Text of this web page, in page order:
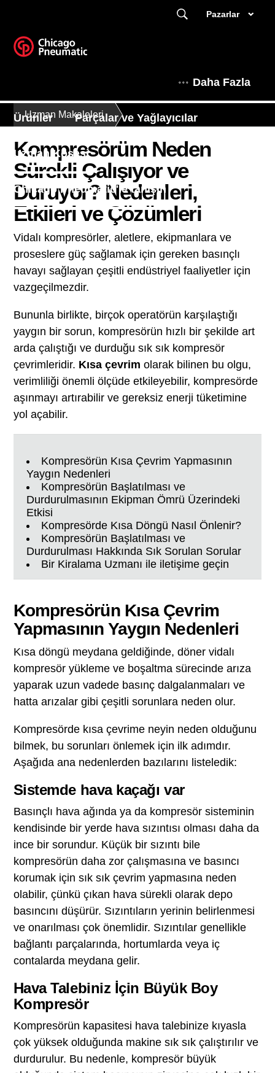
Pazarlar
Daha Fazla
Ürünler Parçalar ve Yağlayıcılar
Uzman Köşesi
Chicago Pneumatic'le tanışın
Uzman Makaleleri
Kompresörüm Neden
Sürekli Çalışıyor ve
Duruyor? Nedenleri,
Etkileri ve Çözümleri
Vidalı kompresörler, aletlere, ekipmanlara ve
proseslere güç sağlamak için gereken basınçlı
havayı sağlayan çeşitli endüstriyel faaliyetler için
vazgeçilmezdir.
Bununla birlikte, birçok operatörün karşılaştığı
yaygın bir sorun, kompresörün hızlı bir şekilde art
arda çalıştığı ve durduğu sık sık kompresör
çevrimleridir. Kısa çevrim olarak bilinen bu olgu,
verimliliği önemli ölçüde etkileyebilir, kompresörde
aşınmayı artırabilir ve gereksiz enerji tüketimine
yol açabilir.
Kompresörün Kısa Çevrim Yapmasının
Yaygın Nedenleri
Kompresörün Başlatılması ve
Durdurulmasının Ekipman Ömrü Üzerindeki
Etkisi
Kompresörde Kısa Döngü Nasıl Önlenir?
Kompresörün Başlatılması ve
Durdurulması Hakkında Sık Sorulan Sorular
Bir Kiralama Uzmanı ile iletişime geçin
Kompresörün Kısa Çevrim
Yapmasının Yaygın Nedenleri
Kısa döngü meydana geldiğinde, döner vidalı
kompresör yükleme ve boşaltma sürecinde arıza
yaparak uzun vadede basınç dalgalanmaları ve
hatta arızalar gibi çeşitli sorunlara neden olur.
Kompresörde kısa çevrime neyin neden olduğunu
bilmek, bu sorunları önlemek için ilk adımdır.
Aşağıda ana nedenlerden bazılarını listeledik:
Sistemde hava kaçağı var
Basınçlı hava ağında ya da kompresör sisteminin
kendisinde bir yerde hava sızıntısı olması daha da
ince bir sorundur. Küçük bir sızıntı bile
kompresörün daha zor çalışmasına ve basıncı
korumak için sık sık çevrim yapmasına neden
olabilir, çünkü çıkan hava sürekli olarak depo
basıncını düşürür. Sızıntıların yerinin belirlenmesi
ve onarılması çok önemlidir. Sızıntılar genellikle
bağlantı parçalarında, hortumlarda veya iç
contalarda meydana gelir.
Hava Talebiniz İçin Büyük Boy
Kompresör
Kompresörün kapasitesi hava talebinize kıyasla
çok yüksek olduğunda makine sık sık çalıştırılır ve
durdurulur. Bu nedenle, kompresör büyük